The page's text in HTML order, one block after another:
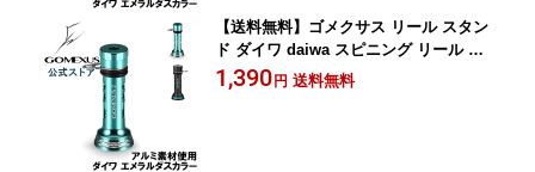
【送料無料】ゴメクサス リール スタン
ド ダイワ daiwa スピニング リール 用
カスタム パーツ リールスタンド エメラ
ルダスカラー17 セオリー 2004 14 カル
1,390 円 送料無料